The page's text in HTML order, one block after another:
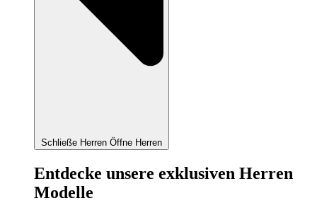
Schließe Herren Öffne Herren
Entdecke unsere exklusiven Herren
Modelle